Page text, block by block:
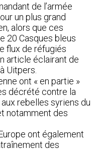
de l’armée
un plus grand
alors que ces
20 Casques bleus
flux de réfugiés
article éclairant de
Uitpers.
ont « en partie »
décrété contre la
rebelles syriens du
notamment des
ont également
des